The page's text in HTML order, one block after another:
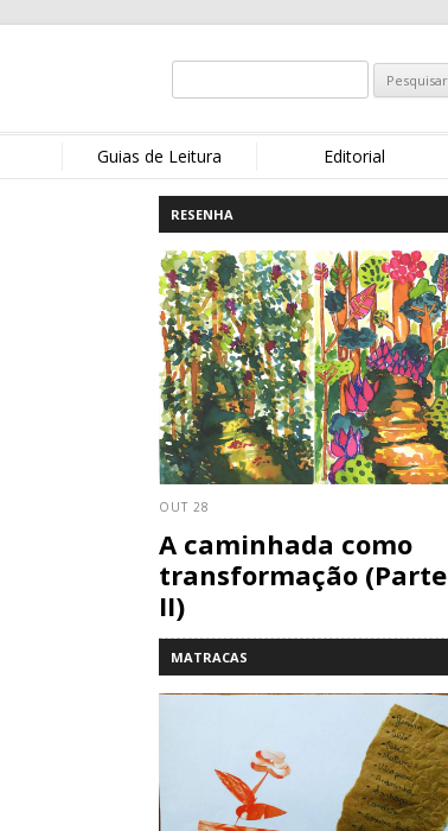
Guias de Leitura Editorial
RESENHA
OUT 28
A caminhada como
transformação (Parte
II)
MATRACAS